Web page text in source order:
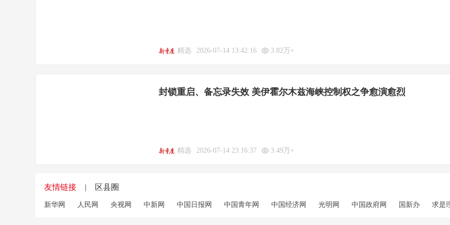
精选 2026-07-14 13:42:16 3.82万+
封锁重启、备忘录失效 美伊霍尔木兹海峡控制权之争愈演愈烈
精选 2026-07-14 23:16:37 3.49万+
友情链接 | 区县圈
新华网 人民网 央视网 中新网 中国日报网 中国青年网 中国经济网 光明网 中国政府网 国新办 求是